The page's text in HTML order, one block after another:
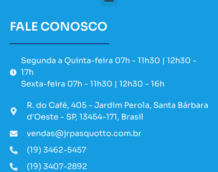
FALE CONOSCO
Segunda a Quinta-feira 07h - 11h30 | 12h30 -
17h
Sexta-feira 07h - 11h30 | 12h30 - 16h
R. do Café, 405 - Jardim Perola, Santa Bárbara
d'Oeste - SP, 13454-171, Brasil
vendas@jrpasquotto.com.br
(19) 3462-5457
(19) 3407-2892